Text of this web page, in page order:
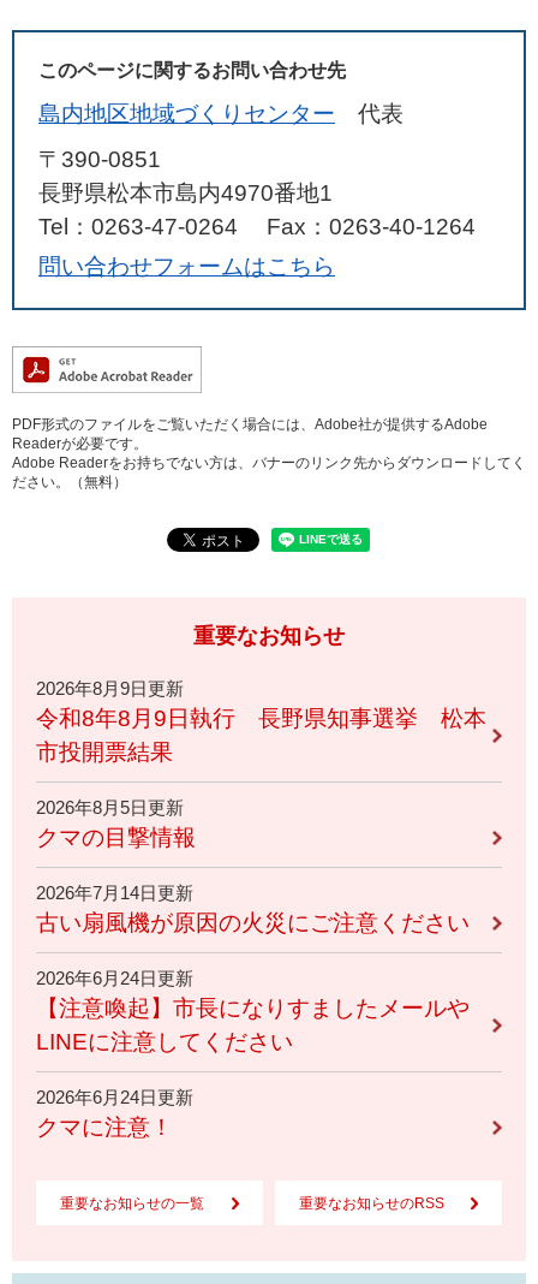
このページに関するお問い合わせ先
島内地区地域づくりセンター
代表
〒390-0851
長野県松本市島内4970番地1
Tel：0263-47-0264
Fax：0263-40-1264
問い合わせフォームはこちら
PDF形式のファイルをご覧いただく場合には、Adobe社が提供するAdobe
Readerが必要です。
Adobe Readerをお持ちでない方は、バナーのリンク先からダウンロードしてく
ださい。（無料）
重要なお知らせ
2026年8月9日更新
令和8年8月9日執行 長野県知事選挙 松本
市投開票結果
2026年8月5日更新
クマの目撃情報
2026年7月14日更新
古い扇風機が原因の火災にご注意ください
2026年6月24日更新
【注意喚起】市長になりすましたメールや
LINEに注意してください
2026年6月24日更新
クマに注意！
重要なお知らせの一覧 重要なお知らせのRSS